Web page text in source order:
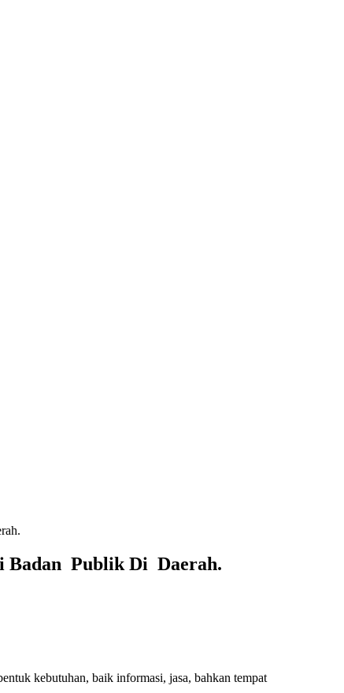
Badan Publik Di Daerah.
kebutuhan, baik informasi, jasa, bahkan tempat